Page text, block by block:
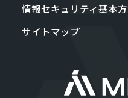
情報セキュリティ基本
サイトマップ